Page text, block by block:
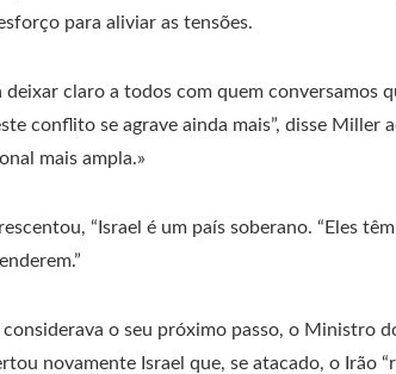
para aliviar as tensões.
deixar claro a todos com quem conversamos
conflito se agrave ainda mais”, disse
mais ampla.»
“Israel é um país soberano. “Eles
considerava o seu próximo passo, o Ministro
novamente Israel que, se atacado, o Irão